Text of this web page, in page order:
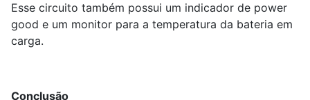
Esse circuito também possui um indicador de power
good e um monitor para a temperatura da bateria em
carga.
Conclusão